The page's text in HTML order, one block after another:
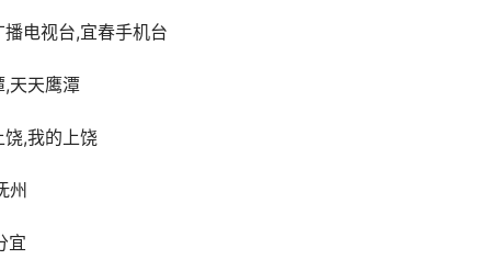
电视台,宜春手机台
天天鹰潭
,我的上饶
州
宜